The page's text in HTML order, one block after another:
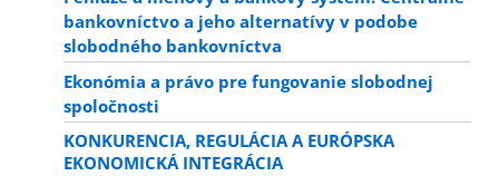
bankovníctvo a jeho alternatívy v podobe
slobodného bankovníctva
Ekonómia a právo pre fungovanie slobodnej
spoločnosti
KONKURENCIA, REGULÁCIA A EURÓPSKA
EKONOMICKÁ INTEGRÁCIA